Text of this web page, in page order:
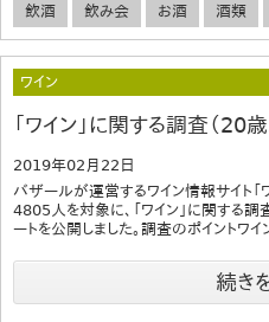
飲酒 飲み会 お酒 酒類
ワイン
「ワイン」に関する調査（20
2019年02月22日
バザールが運営するワイン情報サイト
4805人を対象に、「ワイン」に関する
ートを公開しました。調査のポイントワ
続き